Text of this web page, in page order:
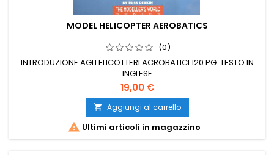
MODEL HELICOPTER AEROBATICS
(0)
INTRODUZIONE AGLI ELICOTTERI ACROBATICI 120 PG. TESTO IN
INGLESE
19,00 €
 Aggiungi al carrello
 Ultimi articoli in magazzino